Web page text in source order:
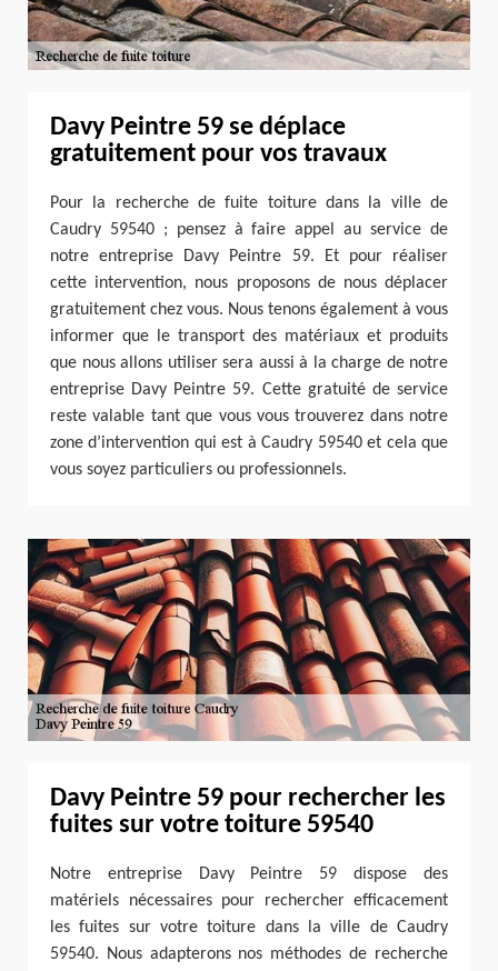
Davy Peintre 59 se déplace
gratuitement pour vos travaux
Pour la recherche de fuite toiture dans la ville de
Caudry 59540 ; pensez à faire appel au service de
notre entreprise Davy Peintre 59. Et pour réaliser
cette intervention, nous proposons de nous déplacer
gratuitement chez vous. Nous tenons également à vous
informer que le transport des matériaux et produits
que nous allons utiliser sera aussi à la charge de notre
entreprise Davy Peintre 59. Cette gratuité de service
reste valable tant que vous vous trouverez dans notre
zone d’intervention qui est à Caudry 59540 et cela que
vous soyez particuliers ou professionnels.
Davy Peintre 59 pour rechercher les
fuites sur votre toiture 59540
Notre entreprise Davy Peintre 59 dispose des
matériels nécessaires pour rechercher efficacement
les fuites sur votre toiture dans la ville de Caudry
59540. Nous adapterons nos méthodes de recherche